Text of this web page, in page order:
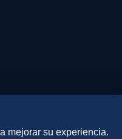
mejorar su experiencia.